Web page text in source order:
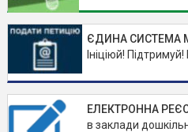
ЄДИНА СИСТЕМА
Ініціюй!
ЕЛЕКТРОННА
в заклади